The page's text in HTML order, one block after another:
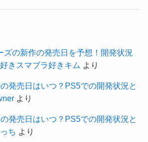
ズの新作の発売日を予想！開発状況
きスマブラ好きキム より
発売日はいつ？PS5での開発状況と
より
発売日はいつ？PS5での開発状況と
ち より